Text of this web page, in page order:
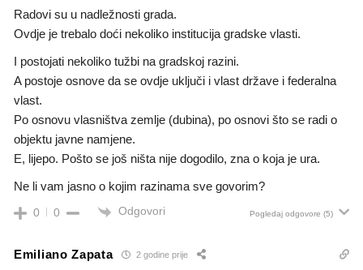
Radovi su u nadležnosti grada.
Ovdje je trebalo doći nekoliko institucija gradske vlasti.
I postojati nekoliko tužbi na gradskoj razini.
A postoje osnove da se ovdje uključi i vlast države i federalna
vlast.
Po osnovu vlasništva zemlje (dubina), po osnovi što se radi o
objektu javne namjene.
E, lijepo. Pošto se još ništa nije dogodilo, zna o koja je ura.
Ne li vam jasno o kojim razinama sve govorim?
0 0 Odgovori Pogledaj odgovore (5)
Emiliano Zapata 2 godine prije